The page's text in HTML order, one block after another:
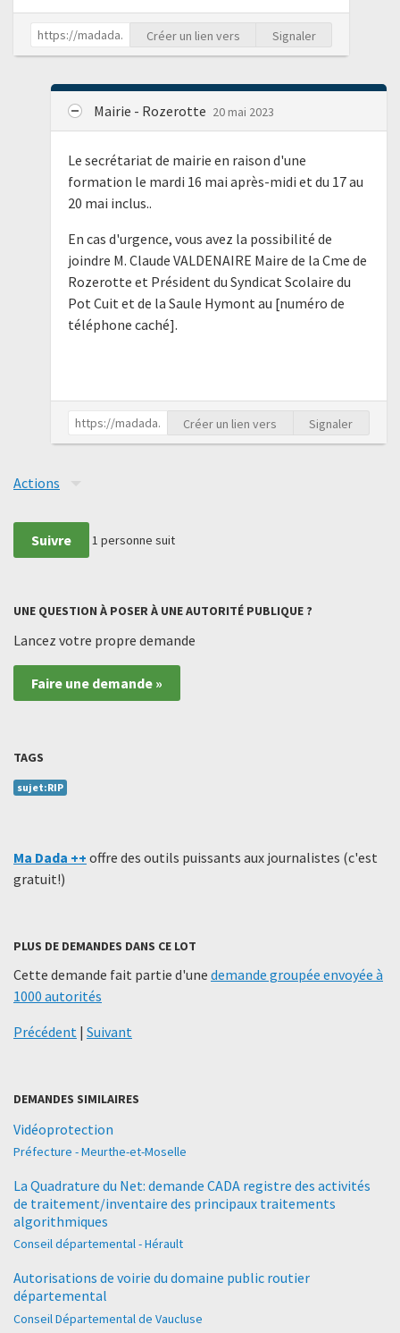
Créer un lien vers Signaler
Mairie - Rozerotte 20 mai 2023
Le secrétariat de mairie en raison d'une
formation le mardi 16 mai après-midi et du 17 au
20 mai inclus..
En cas d'urgence, vous avez la possibilité de
joindre M. Claude VALDENAIRE Maire de la Cme de
Rozerotte et Président du Syndicat Scolaire du
Pot Cuit et de la Saule Hymont au [numéro de
téléphone caché].
Créer un lien vers Signaler
Actions
Suivre 1 personne suit
UNE QUESTION À POSER À UNE AUTORITÉ PUBLIQUE ?
Lancez votre propre demande
Faire une demande »
TAGS
sujet:RIP
Ma Dada ++ offre des outils puissants aux journalistes (c'est
gratuit!)
PLUS DE DEMANDES DANS CE LOT
Cette demande fait partie d'une demande groupée envoyée à
1000 autorités
Précédent | Suivant
DEMANDES SIMILAIRES
Vidéoprotection
Préfecture - Meurthe-et-Moselle
La Quadrature du Net: demande CADA registre des activités
de traitement/inventaire des principaux traitements
algorithmiques
Conseil départemental - Hérault
Autorisations de voirie du domaine public routier
départemental
Conseil Départemental de Vaucluse